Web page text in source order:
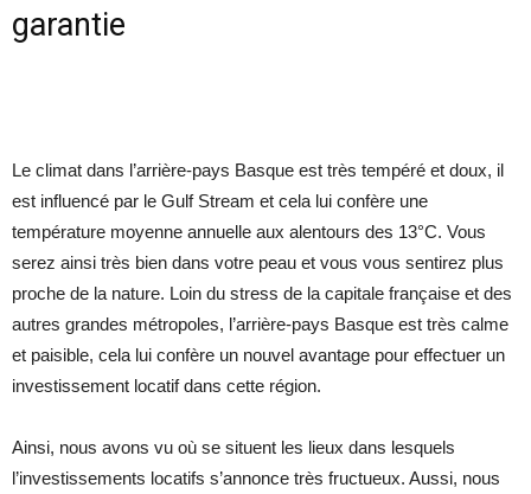
garantie
Le climat dans l’arrière-pays Basque est très tempéré et doux, il
est influencé par le Gulf Stream et cela lui confère une
température moyenne annuelle aux alentours des 13°C. Vous
serez ainsi très bien dans votre peau et vous vous sentirez plus
proche de la nature. Loin du stress de la capitale française et des
autres grandes métropoles, l’arrière-pays Basque est très calme
et paisible, cela lui confère un nouvel avantage pour effectuer un
investissement locatif dans cette région.
Ainsi, nous avons vu où se situent les lieux dans lesquels
l’investissements locatifs s’annonce très fructueux. Aussi, nous